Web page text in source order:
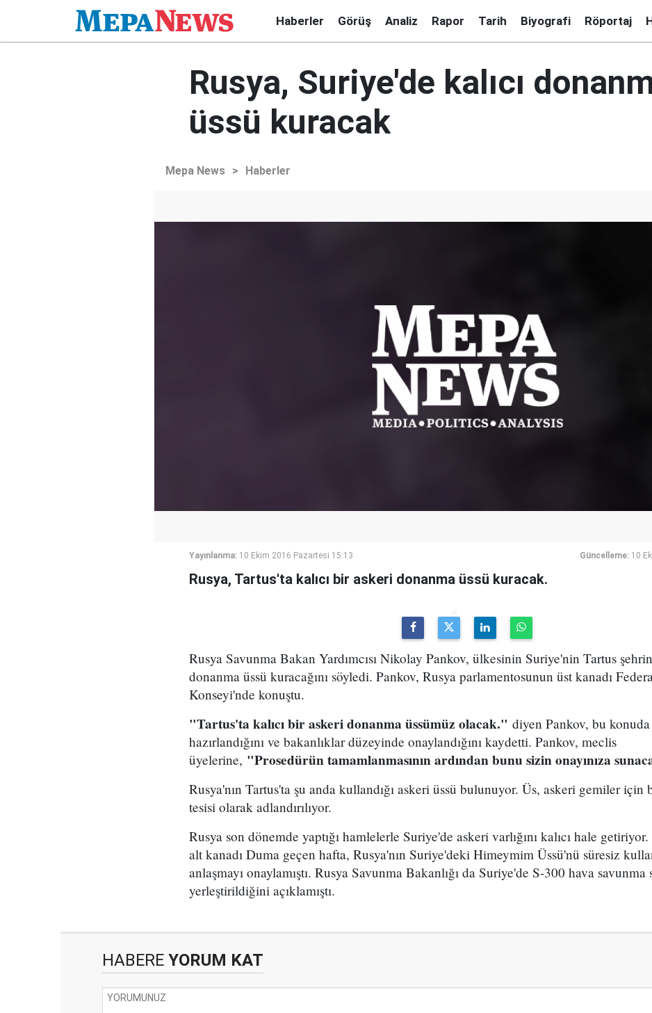
Haberler Görüş Analiz Rapor Tarih Biyografi Röportaj
Rusya, Suriye'de kalıcı
üssü kuracak
Mepa News > Haberler
Yayınlanma: 10 Ekim 2016 Pazartesi 15:13 Güncelleme: 10
Rusya, Tartus'ta kalıcı bir askeri donanma üssü kuracak.
Rusya Savunma Bakan Yardımcısı Nikolay Pankov, ülkesinin Suriye'nin Tartus
donanma üssü kuracağını söyledi. Pankov, Rusya parlamentosunun üst kanadı
Konseyi'nde konuştu.
"Tartus'ta kalıcı bir askeri donanma üssümüz olacak." diyen Pankov, bu
hazırlandığını ve bakanlıklar düzeyinde onaylandığını kaydetti. Pankov, meclis
üyelerine, "Prosedürün tamamlanmasının ardından bunu sizin onayınıza
Rusya'nın Tartus'ta şu anda kullandığı askeri üssü bulunuyor. Üs, askeri gemiler için
tesisi olarak adlandırılıyor.
Rusya son dönemde yaptığı hamlelerle Suriye'de askeri varlığını kalıcı hale
alt kanadı Duma geçen hafta, Rusya'nın Suriye'deki Himeymim Üssü'nü süresiz
anlaşmayı onaylamıştı. Rusya Savunma Bakanlığı da Suriye'de S-300 hava savunma
yerleştirildiğini açıklamıştı.
HABERE YORUM KAT